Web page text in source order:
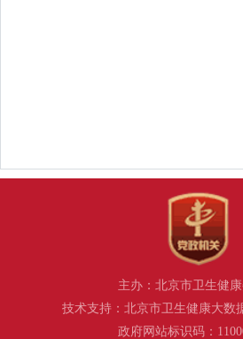
主办：北京市卫生健
技术支持：北京市卫生健康大数
政府网站标识码：